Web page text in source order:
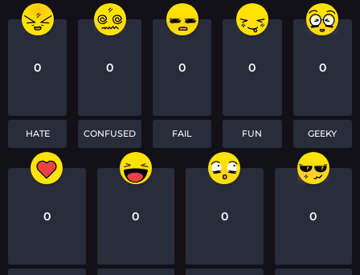
0
HATE
0
CONFUSED
0
FAIL
0
FUN
0
GEEKY
0 0 0 0